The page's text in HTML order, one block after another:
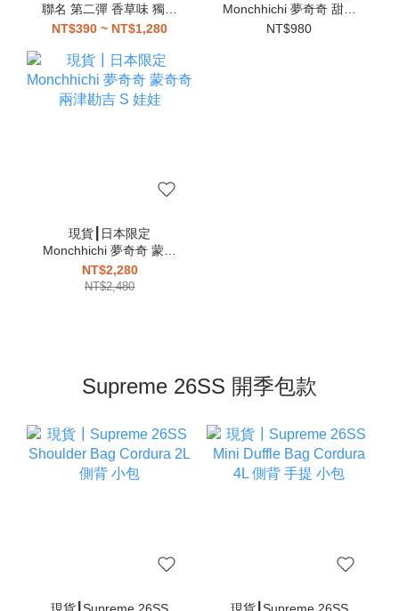
聯名 第二彈 香草味 獨角
獸 蒙奇奇 夢奇奇 娃娃 吊
NT$390 ~ NT$1,280
Monchhichi 夢奇奇 甜心
棒棒糖系列 吊飾 鑰匙圈
NT$980
現貨┃日本限定
Monchhichi 夢奇奇 蒙奇
奇 兩津勘吉 S 娃娃
NT$2,280
NT$2,480
Supreme 26SS 開季包款
現貨┃Supreme 26SS
現貨┃Supreme 26SS